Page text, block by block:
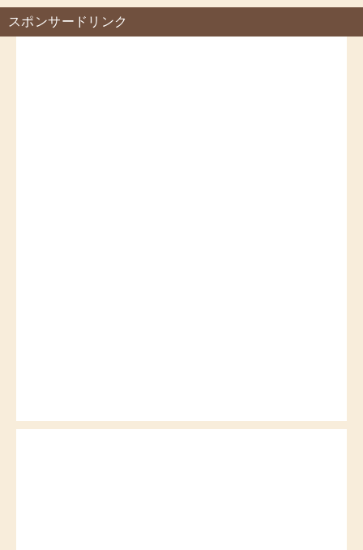
スポンサードリンク